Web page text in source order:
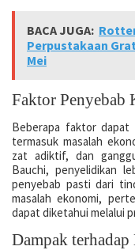
BACA JUGA:
Perpustakaan
Mei
Faktor Penyebab
Beberapa faktor dapat
termasuk masalah
zat adiktif, dan
Bauchi, penyelidikan
penyebab pasti dari
masalah ekonomi,
dapat diketahui melalui
Dampak terhadap